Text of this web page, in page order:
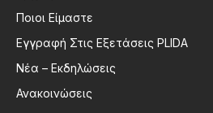
Ποιοι Είμαστε
Εγγραφή Στις Εξετάσεις PLIDA
Νέα – Εκδηλώσεις
Ανακοινώσεις